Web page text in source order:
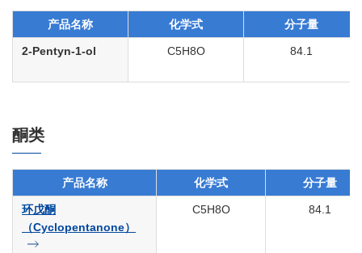
产品名称 化学式 分子量
2-Pentyn-1-ol C5H8O 84.1
酮类
产品名称 化学式 分子量
环戊酮
（Cyclopentanone）
C5H8O 84.1